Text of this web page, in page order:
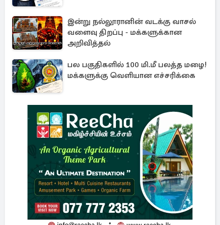
இன்று நல்லூரானின் வடக்கு வாசல்
வளைவு திறப்பு - மக்களுக்கான
அறிவித்தல்
பல பகுதிகளில் 100 மி.மீ பலத்த மழை!
மக்களுக்கு வெளியான எச்சரிக்கை